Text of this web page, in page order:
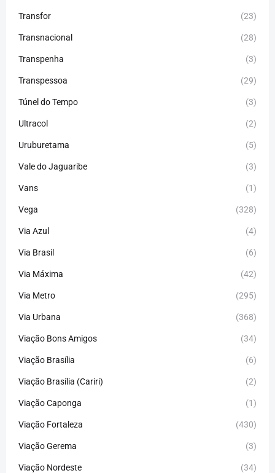
Transfor (23)
Transnacional (28)
Transpenha (3)
Transpessoa (29)
Túnel do Tempo (3)
Ultracol (2)
Uruburetama (5)
Vale do Jaguaribe (3)
Vans (1)
Vega (328)
Via Azul (4)
Via Brasil (6)
Via Máxima (42)
Via Metro (295)
Via Urbana (368)
Viação Bons Amigos (34)
Viação Brasília (6)
Viação Brasília (Cariri) (2)
Viação Caponga (1)
Viação Fortaleza (430)
Viação Gerema (3)
Viação Nordeste (34)